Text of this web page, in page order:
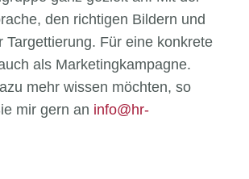
den richtigen Bildern und
Targettierung. Für eine konkrete
als Marketingkampagne.
mehr wissen möchten, so
mir gern an info@hr-